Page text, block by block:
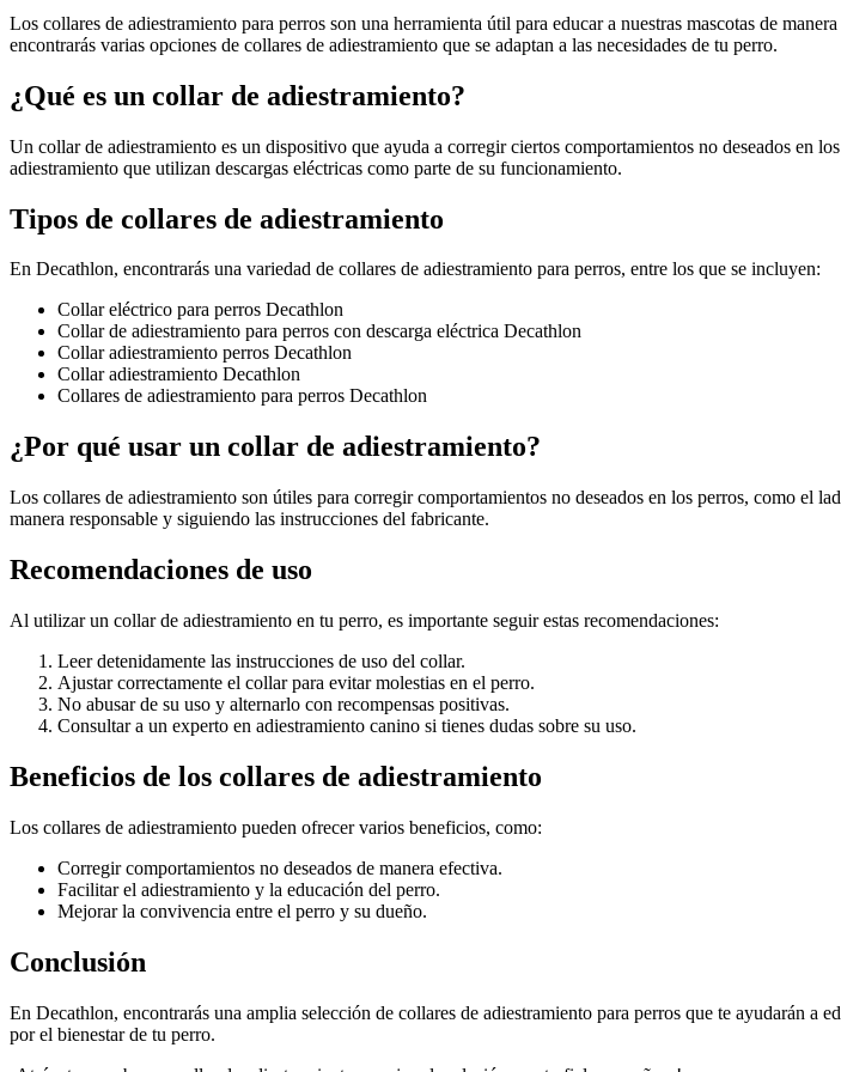
Los collares de adiestramiento para perros son una herramienta útil para educar a nuestras mascotas de
encontrarás varias opciones de collares de adiestramiento que se adaptan a las necesidades de tu perro.
¿Qué es un collar de adiestramiento?
Un collar de adiestramiento es un dispositivo que ayuda a corregir ciertos comportamientos no deseados en
adiestramiento que utilizan descargas eléctricas como parte de su funcionamiento.
Tipos de collares de adiestramiento
En Decathlon, encontrarás una variedad de collares de adiestramiento para perros, entre los que se incluyen:
Collar eléctrico para perros Decathlon
Collar de adiestramiento para perros con descarga eléctrica Decathlon
Collar adiestramiento perros Decathlon
Collar adiestramiento Decathlon
Collares de adiestramiento para perros Decathlon
¿Por qué usar un collar de adiestramiento?
Los collares de adiestramiento son útiles para corregir comportamientos no deseados en los perros, como
manera responsable y siguiendo las instrucciones del fabricante.
Recomendaciones de uso
Al utilizar un collar de adiestramiento en tu perro, es importante seguir estas recomendaciones:
Leer detenidamente las instrucciones de uso del collar.
Ajustar correctamente el collar para evitar molestias en el perro.
No abusar de su uso y alternarlo con recompensas positivas.
Consultar a un experto en adiestramiento canino si tienes dudas sobre su uso.
Beneficios de los collares de adiestramiento
Los collares de adiestramiento pueden ofrecer varios beneficios, como:
Corregir comportamientos no deseados de manera efectiva.
Facilitar el adiestramiento y la educación del perro.
Mejorar la convivencia entre el perro y su dueño.
Conclusión
En Decathlon, encontrarás una amplia selección de collares de adiestramiento para perros que te ayudarán
por el bienestar de tu perro.